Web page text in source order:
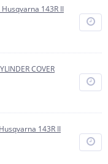
143R II
COVER
143R II